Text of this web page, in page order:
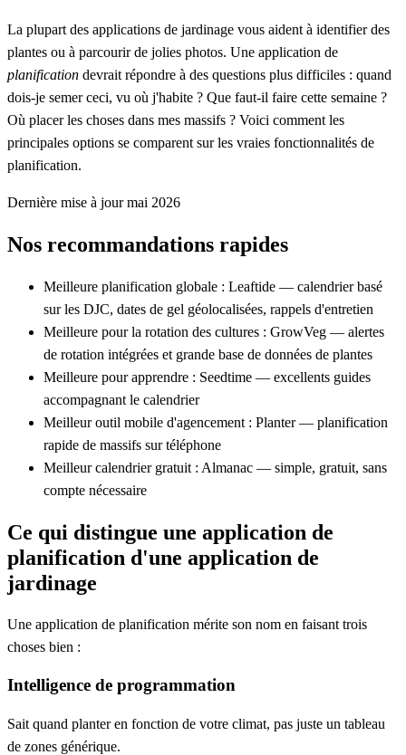
La plupart des applications de jardinage vous aident à identifier des
plantes ou à parcourir de jolies photos. Une application de
planification devrait répondre à des questions plus difficiles : quand
dois-je semer ceci, vu où j'habite ? Que faut-il faire cette semaine ?
Où placer les choses dans mes massifs ? Voici comment les
principales options se comparent sur les vraies fonctionnalités de
planification.
Dernière mise à jour mai 2026
Nos recommandations rapides
Meilleure planification globale : Leaftide — calendrier basé
sur les DJC, dates de gel géolocalisées, rappels d'entretien
Meilleure pour la rotation des cultures : GrowVeg — alertes
de rotation intégrées et grande base de données de plantes
Meilleure pour apprendre : Seedtime — excellents guides
accompagnant le calendrier
Meilleur outil mobile d'agencement : Planter — planification
rapide de massifs sur téléphone
Meilleur calendrier gratuit : Almanac — simple, gratuit, sans
compte nécessaire
Ce qui distingue une application de
planification d'une application de
jardinage
Une application de planification mérite son nom en faisant trois
choses bien :
Intelligence de programmation
Sait quand planter en fonction de votre climat, pas juste un tableau
de zones générique.